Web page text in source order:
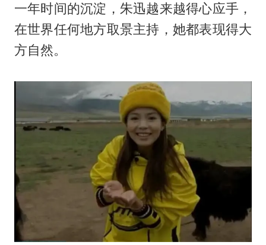
一年时间的沉淀，朱迅越来越得心应手，
在世界任何地方取景主持，她都表现得大
方自然。